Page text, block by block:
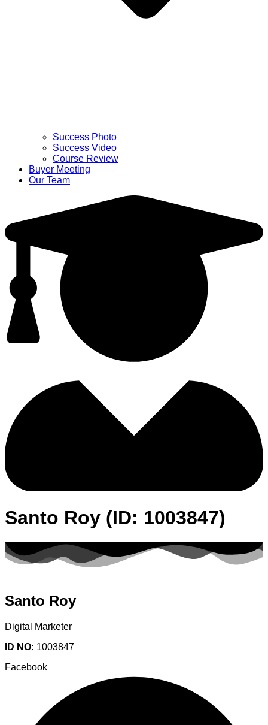
Success Photo
Success Video
Course Review
Buyer Meeting
Our Team
Santo Roy (ID: 1003847)
Santo Roy
Digital Marketer
ID NO: 1003847
Facebook